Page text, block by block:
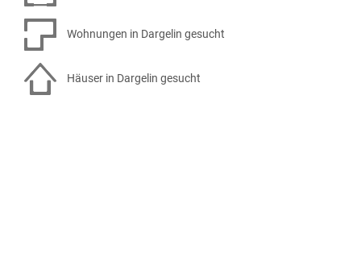
Wohnungen in Dargelin gesucht
Häuser in Dargelin gesucht